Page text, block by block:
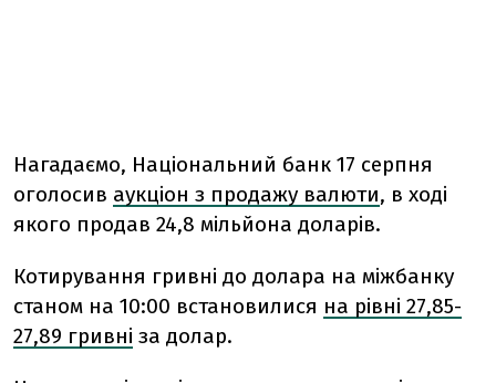
Нагадаємо, Національний банк 17 серпня
оголосив аукціон з продажу валюти, в ході
якого продав 24,8 мільйона доларів.
Котирування гривні до долара на міжбанку
станом на 10:00 встановилися на рівні 27,85-
27,89 гривні за долар.